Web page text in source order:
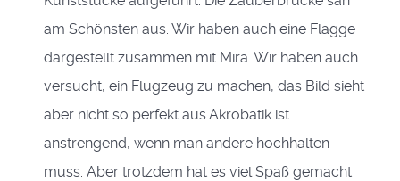
am Schönsten aus. Wir haben auch eine Flagge
dargestellt zusammen mit Mira. Wir haben auch
versucht, ein Flugzeug zu machen, das Bild sieht
aber nicht so perfekt aus.Akrobatik ist
anstrengend, wenn man andere hochhalten
muss. Aber trotzdem hat es viel Spaß gemacht